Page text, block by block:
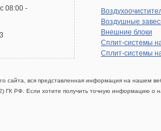
08:00 -
Воздушные
Внешние блоки
Сплит-системы
Сплит-системы
сайта, вся представленная информация на нашем
ГК РФ. Если хотите получить точную информацию о